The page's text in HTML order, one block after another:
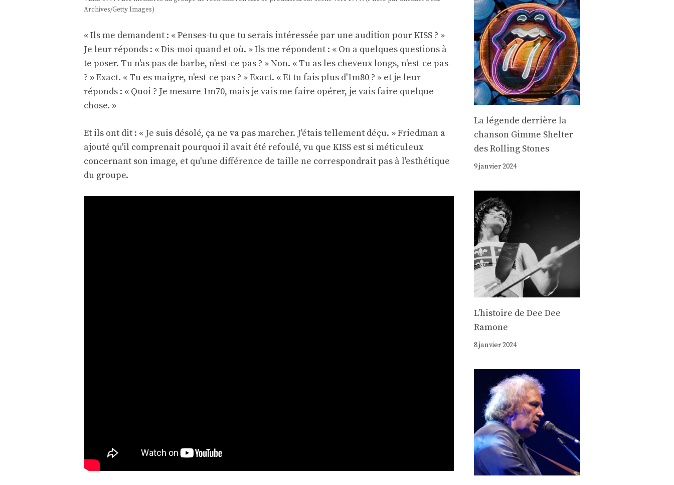
Archives/Getty Images)
« Ils me demandent : « Penses-tu que tu serais intéressée par une audition pour KISS ? »
Je leur réponds : « Dis-moi quand et où. » Ils me répondent : « On a quelques questions à
te poser. Tu n'as pas de barbe, n'est-ce pas ? » Non. « Tu as les cheveux longs, n'est-ce pas
? » Exact. « Tu es maigre, n'est-ce pas ? » Exact. « Et tu fais plus d'1m80 ? » et je leur
réponds : « Quoi ? Je mesure 1m70, mais je vais me faire opérer, je vais faire quelque
chose. »
Et ils ont dit : « Je suis désolé, ça ne va pas marcher. J'étais tellement déçu. » Friedman a
ajouté qu'il comprenait pourquoi il avait été refoulé, vu que KISS est si méticuleux
concernant son image, et qu'une différence de taille ne correspondrait pas à l'esthétique
du groupe.
La légende derrière la
chanson Gimme Shelter
des Rolling Stones
9 janvier 2024
Lʼhistoire de Dee Dee
Ramone
8 janvier 2024